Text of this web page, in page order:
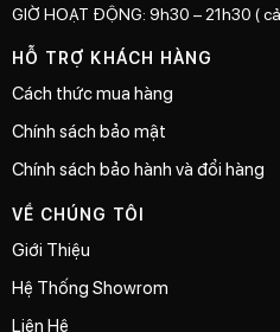
GIỜ HOẠT ĐỘNG: 9h30 – 21h30 (
HỖ TRỢ KHÁCH HÀNG
Cách thức mua hàng
Chính sách bảo mật
Chính sách bảo hành và đổi hàng
VỀ CHÚNG TÔI
Giới Thiệu
Hệ Thống Showrom
Liên Hệ